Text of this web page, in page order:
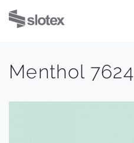
Menthol 7624